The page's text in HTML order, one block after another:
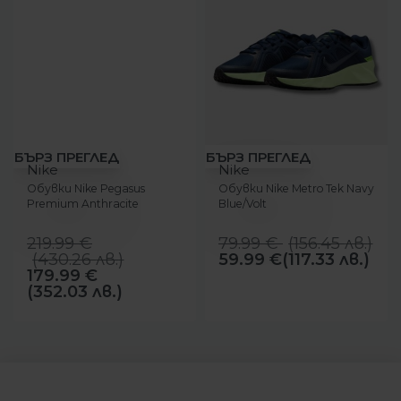
-18%
БЪРЗ ПРЕГЛЕД
Nike
Обувки Nike Pegasus
Premium Anthracite
219.99€
(430.26лв.)
179.99 €
(352.03 лв.)
-25%
БЪРЗ ПРЕГЛЕД
Nike
Обувки Nike Metro Tek Navy
Blue/Volt
79.99€ (156.45лв.)
59.99 €(117.33 лв.)